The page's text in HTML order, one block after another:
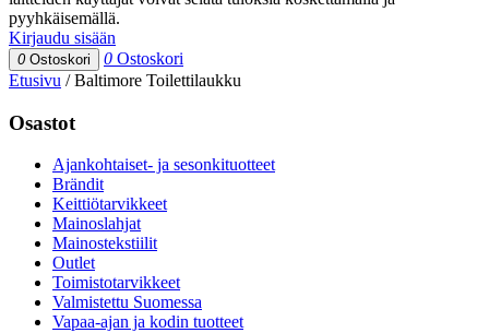
pyyhkäisemällä.
Kirjaudu sisään
0 Ostoskori 0 Ostoskori
Etusivu /Baltimore Toilettilaukku
Osastot
Ajankohtaiset- ja sesonkituotteet
Brändit
Keittiötarvikkeet
Mainoslahjat
Mainostekstiilit
Outlet
Toimistotarvikkeet
Valmistettu Suomessa
Vapaa-ajan ja kodin tuotteet